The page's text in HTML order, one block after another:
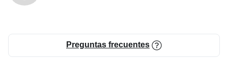
Preguntas frecuentes